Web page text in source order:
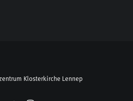
Klosterkirche Lennep